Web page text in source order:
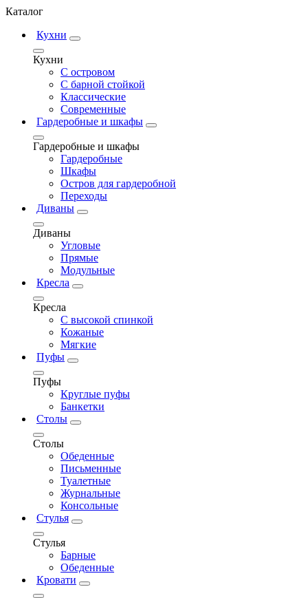
Каталог
Кухни
Кухни
С островом
С барной стойкой
Классические
Современные
Гардеробные и шкафы
Гардеробные и шкафы
Гардеробные
Шкафы
Остров для гардеробной
Переходы
Диваны
Диваны
Угловые
Прямые
Модульные
Кресла
Кресла
С высокой спинкой
Кожаные
Мягкие
Пуфы
Пуфы
Круглые пуфы
Банкетки
Столы
Столы
Обеденные
Письменные
Туалетные
Журнальные
Консольные
Стулья
Стулья
Барные
Обеденные
Кровати